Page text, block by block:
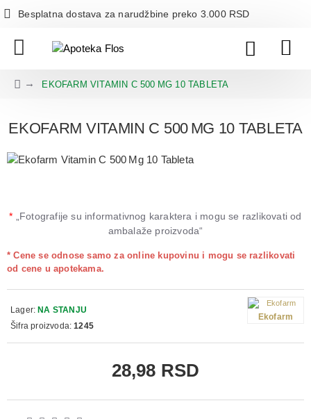
Besplatna dostava za narudžbine preko 3.000 RSD
EKOFARM VITAMIN C 500 MG 10 TABLETA
EKOFARM VITAMIN C 500 MG 10 TABLETA
* „Fotografije su informativnog karaktera i mogu se razlikovati od
ambalaže proizvoda“
* Cene se odnose samo za online kupovinu i mogu se razlikovati
od cene u apotekama.
28,98 RSD
Lager: NA STANJU
Šifra proizvoda: 1245
Ekofarm